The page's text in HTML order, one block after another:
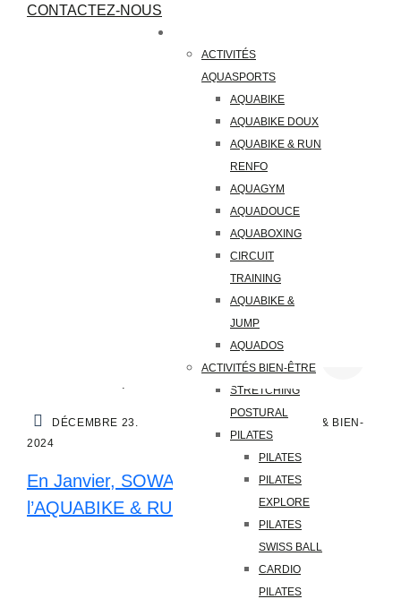
SkipCONTACTEZ-NOUS
ACTIVITÉS
AQUASPORTS
AQUABIKE
AQUABIKE DOUX
AQUABIKE & RUN
RENFO
AQUAGYM
AQUADOUCE
AQUABOXING
CIRCUIT
TRAINING
AQUABIKE &
JUMP
AQUADOS
ACTIVITÉS BIEN-ÊTRE
STRETCHING
POSTURAL
PILATES
PILATES
PILATES
EXPLORE
PILATES
SWISS BALL
CARDIO
PILATES
Tag: aquarun
>AQUARUN
AQUABIKE
FITNESS
MOTIVATION
TOUS LES ARTICLES
DÉCEMBRE 23.
2024
SOWAI AQUASPORTS & BIEN-
En Janvier, SOWAÏ ENGLOS lance
l’AQUABIKE & RUN !